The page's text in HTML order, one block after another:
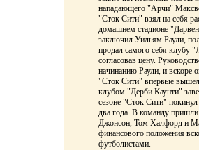
нападающего "Арчи"
"Сток Сити" взял на себя
домашнем стадионе
заключил Уильям Раули,
продал самого себя клубу
согласовав цену.
начинанию Раули, и вскоре
"Сток Сити" впервые вышел
клубом "Дерби Каунти"
сезоне "Сток Сити"
два года. В команду
Джонсон, Том Халфорд и
финансового положения
футболистами.